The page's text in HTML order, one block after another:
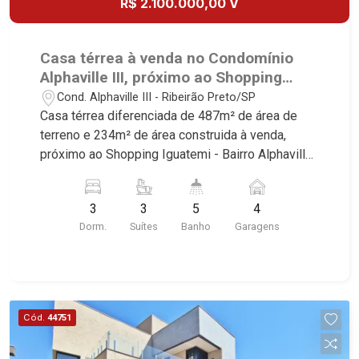
R$ 2.100.000,00 V
Casa térrea à venda no Condomínio
Alphaville III, próximo ao Shopping
Iguatemi - Ribeirão Preto/SP.
Cond. Alphaville III - Ribeirão Preto/SP
Casa térrea diferenciada de 487m² de área de
terreno e 234m² de área construida à venda,
próximo ao Shopping Iguatemi - Bairro Alphaville,
deste imóvel que a Martinelli Imobiliária
selecionou para você: - 487m² de área de terreno
e 234m² de área construida - 3 suítes - Sala 2
Paisagismo - 4 vagas sendo 2 cobertas - Fino
acabamento, alto padrão Martinelli Imobiliária -
excelência absoluta no mercado imobiliário de
3
Dorm.
3
Suítes
5
Banho
4
Garagens
Cód. 44751